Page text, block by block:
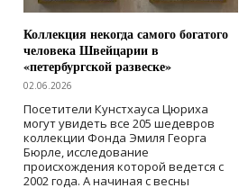
Коллекция некогда самого богатого
человека Швейцарии в
«петербургской развеске»
02.06.2026
Посетители Кунстхауса Цюриха
могут увидеть все 205 шедевров
коллекции Фонда Эмиля Георга
Бюрле, исследование
происхождения которой ведется с
2002 года. А начиная с весны